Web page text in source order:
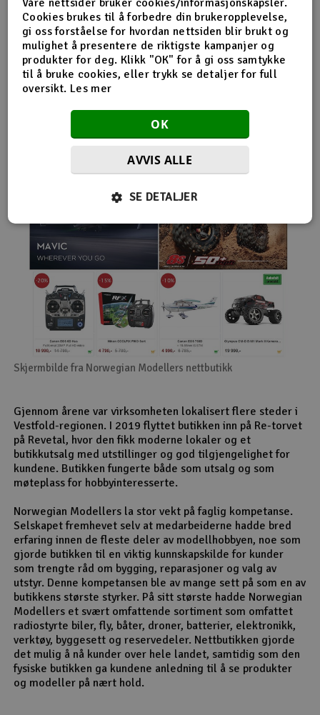
nybegynnerutstyr og avanserte løsninger hos samme
leverandør. Da internett for alvor endret
handelsmønstrene på 2000-tallet, satset Norwegian
Modellers tidlig på netthandel. Nettbutikken modellers.no
gjorde det mulig for kunder fra hele landet å handle
spesialprodukter som tidligere ofte bare var tilgjengelige i
større byer. Samtidig fortsatte selskapet å drive fysisk
Skjermbilde fra Norwegian Modellers nettbutikk
Gjennom årene var virksomheten lokalisert flere steder i
Vestfold-regionen. I 2019 flyttet butikken inn på Re-torvet
på Revetal, hvor den fikk moderne lokaler og et
butikkutsalg med utstillinger og god tilgjengelighet for
kundene. Butikken fungerte både som utsalg og som
møteplass for hobbyinteresserte.
Norwegian Modellers la stor vekt på faglig kompetanse.
Selskapet fremhevet selv at medarbeiderne hadde bred
erfaring innen de fleste deler av modellhobbyen, noe som
gjorde butikken til en viktig kunnskapskilde for kunder
som trengte råd om bygging, reparasjoner og valg av
utstyr. Denne kompetansen ble av mange sett på som en av
butikkens største styrker. På sitt største hadde Norwegian
Modellers et svært omfattende sortiment som omfattet
radiostyrte biler, fly, båter, droner, batterier, elektronikk,
verktøy, byggesett og reservedeler. Nettbutikken gjorde
det mulig å nå kunder over hele landet, samtidig som den
fysiske butikken ga kundene anledning til å se produkter
og modeller på nært hold.
Cookies brukes til å forbedre din brukeropplevelse,
gi oss forståelse for hvordan nettsiden blir brukt og
mulighet å presentere de riktigste kampanjer og
produkter for deg. Klikk "OK" for å gi oss samtykke
til å bruke cookies, eller trykk se detaljer for full
oversikt. Les mer
OK
AVVIS ALLE
SE DETALJER